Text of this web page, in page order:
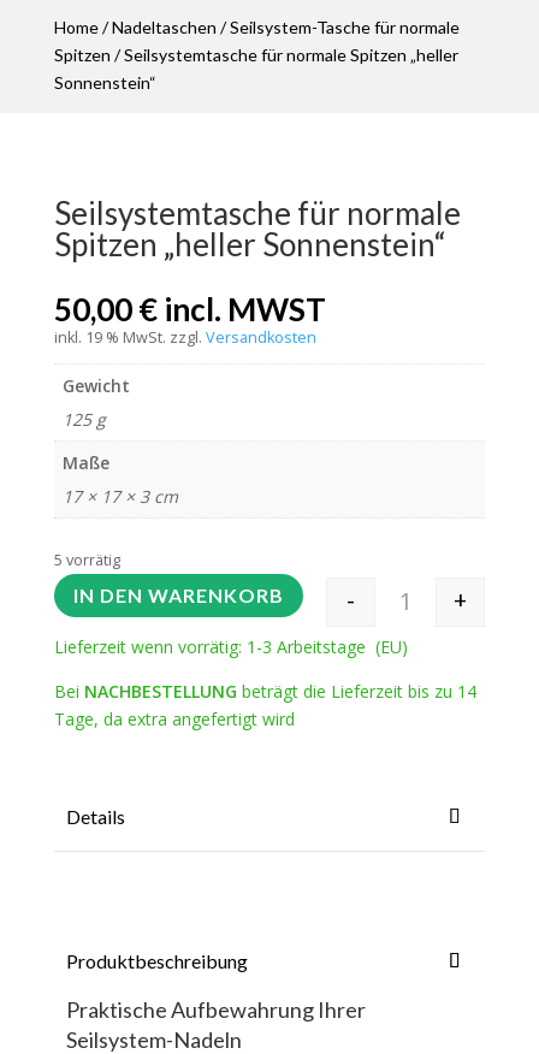
Home/Nadeltaschen /Seilsystem-Tasche für normale
Spitzen / Seilsystemtasche für normale Spitzen „heller
Sonnenstein“
Seilsystemtasche für normale
Spitzen „heller Sonnenstein“
50,00€ incl. MWST
inkl. 19 % MwSt. zzgl. Versandkosten
Gewicht
125 g
Maße
17 × 17 × 3 cm
5 vorrätig
- +
IN DEN WARENKORB
Lieferzeit wenn vorrätig: 1-3 Arbeitstage (EU)
Bei NACHBESTELLUNG beträgt die Lieferzeit bis zu 14
Tage, da extra angefertigt wird
Details
Produktbeschreibung
Praktische Aufbewahrung Ihrer
Seilsystem-Nadeln